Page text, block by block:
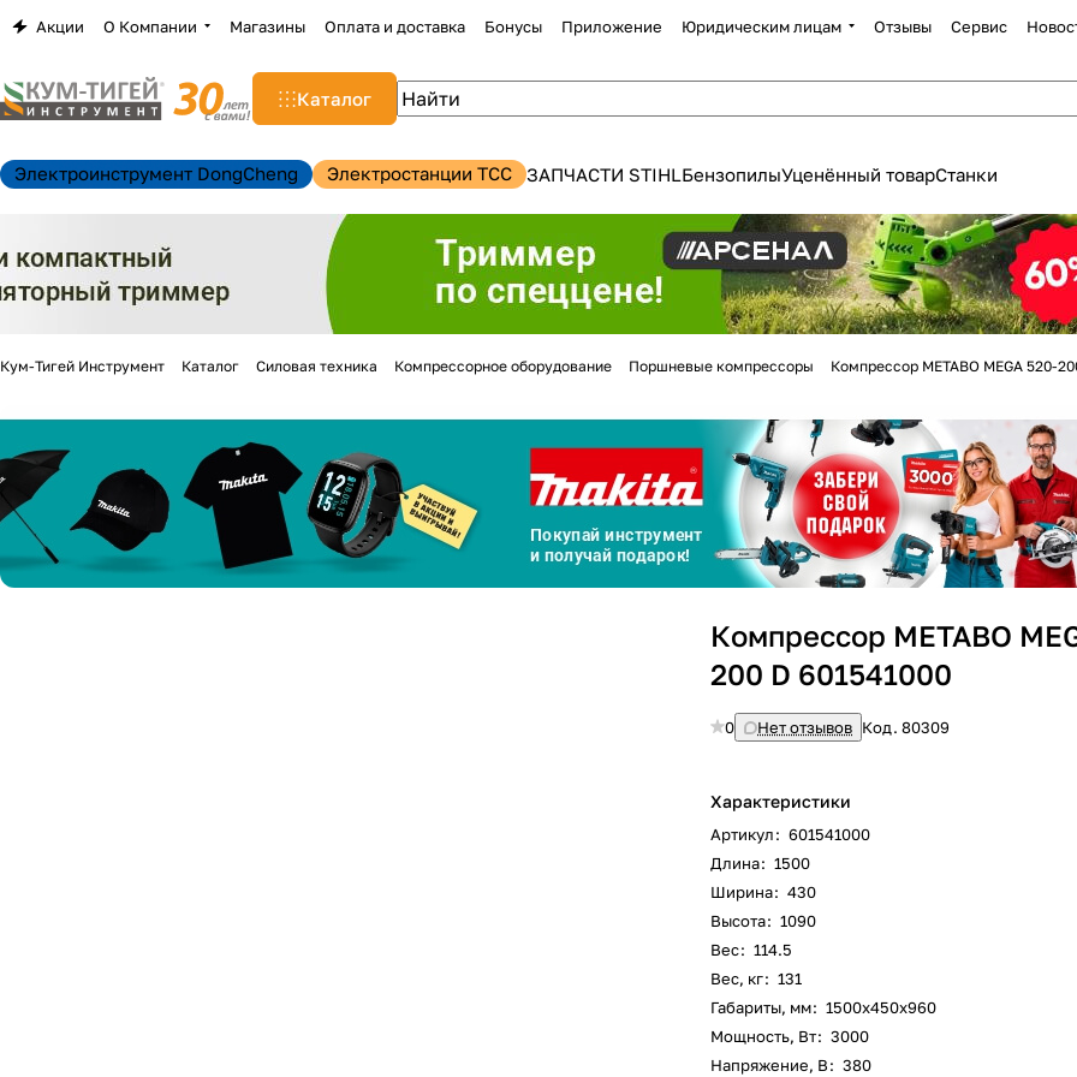
Акции О Компании Магазины Оплата и доставка Бонусы Приложение Юридическим лицам Отзывы Сервис
Каталог
Электроинструмент DongCheng Электростанции TCC ЗАПЧАСТИ STIHLБензопилыУценённый товарСтанки
Кум-Тигей Инструмент Каталог Силовая техника Компрессорное оборудование Поршневые компрессоры Компрессор METABO MEGA 520-
Компрессор METABO
200 D 601541000
0 Нет отзывов Код.80309
Характеристики
Артикул: 601541000
Длина: 1500
Ширина: 430
Высота: 1090
Вес: 114.5
Вес, кг: 131
Габариты, мм: 1500х450х960
Мощность, Вт: 3000
Напряжение, В: 380
Для клиентов всех банков
на частибез переплат
График платежей
Добавляйте товарыв корзину
Оплачивайте сегодня только
% картой любого банка
Получайте товарвыбранный способом